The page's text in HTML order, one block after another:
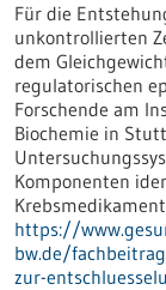
Für die
unkontrollierten
dem
regulatorischen
Forschende am
Biochemie in
Komponenten
https://
bw.de/
zur-